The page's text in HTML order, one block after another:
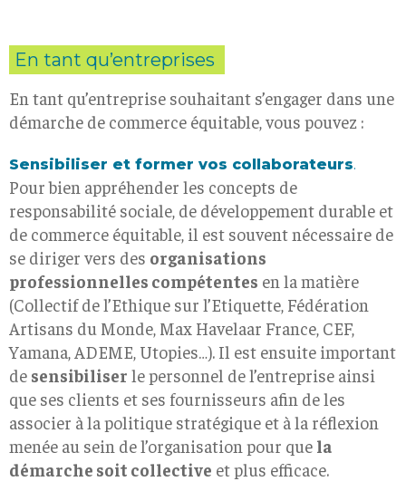
En tant qu’entreprises
En tant qu’entreprise souhaitant s’engager dans une
démarche de commerce équitable, vous pouvez :
Sensibiliser et former vos collaborateurs.
Pour bien appréhender les concepts de
responsabilité sociale, de développement durable et
de commerce équitable, il est souvent nécessaire de
se diriger vers des organisations
professionnelles compétentes en la matière
(Collectif de l’Ethique sur l’Etiquette, Fédération
Artisans du Monde, Max Havelaar France, CEF,
Yamana, ADEME, Utopies…). Il est ensuite important
de sensibiliser le personnel de l’entreprise ainsi
que ses clients et ses fournisseurs afin de les
associer à la politique stratégique et à la réflexion
menée au sein de l’organisation pour que la
démarche soit collective et plus efficace.